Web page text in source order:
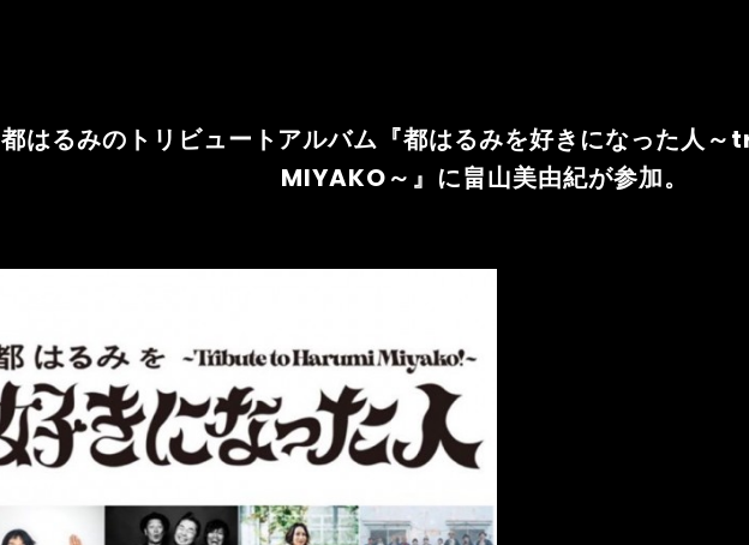
都はるみのトリビュートアルバム『都はるみを好きになった人
MIYAKO～』に畠山美由紀が参加。